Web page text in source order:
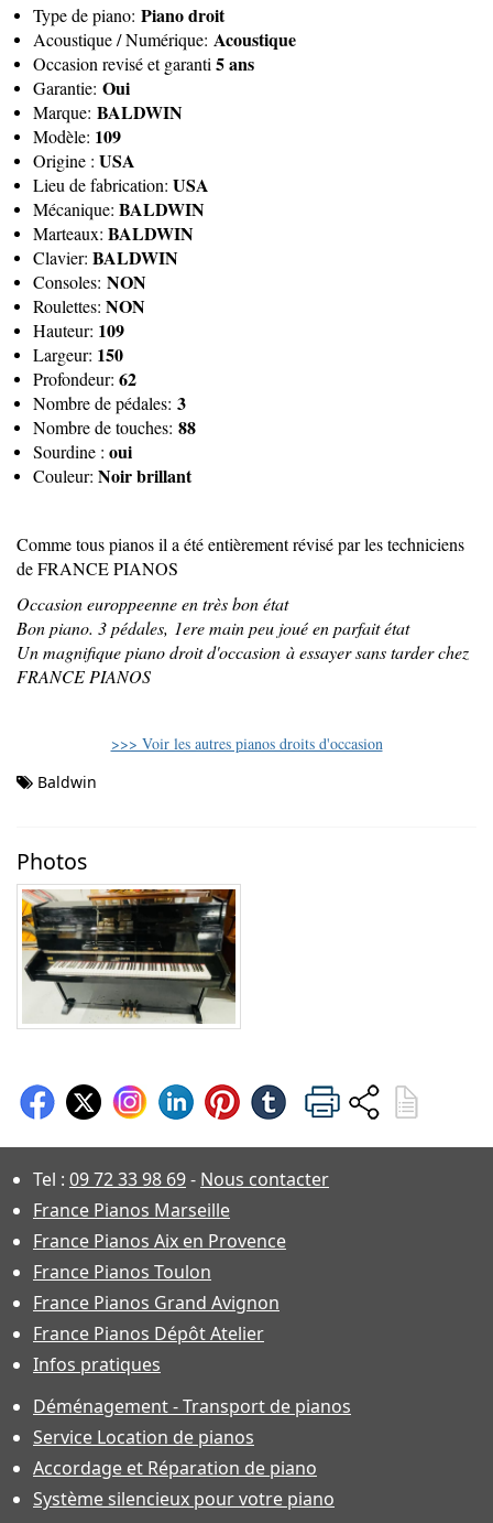
Type de piano: Piano droit
Acoustique / Numérique: Acoustique
Occasion revisé et garanti 5 ans
Garantie: Oui
Marque: BALDWIN
Modèle: 109
Origine : USA
Lieu de fabrication: USA
Mécanique: BALDWIN
Marteaux: BALDWIN
Clavier: BALDWIN
Consoles: NON
Roulettes: NON
Hauteur: 109
Largeur: 150
Profondeur: 62
Nombre de pédales: 3
Nombre de touches: 88
Sourdine : oui
Couleur: Noir brillant
Comme tous pianos il a été entièrement révisé par les techniciens
de FRANCE PIANOS
Occasion europpeenne en très bon état
Bon piano. 3 pédales, 1ere main peu joué en parfait état
Un magnifique piano droit d'occasion à essayer sans tarder chez
FRANCE PIANOS
>>> Voir les autres pianos droits d'occasion
Baldwin
Photos
Tel : 09 72 33 98 69- Nous contacter
France Pianos Marseille
France Pianos Aix en Provence
France Pianos Toulon
France Pianos Grand Avignon
France Pianos Dépôt Atelier
Infos pratiques
Déménagement - Transport de pianos
Service Location de pianos
Accordage et Réparation de piano
Système silencieux pour votre piano